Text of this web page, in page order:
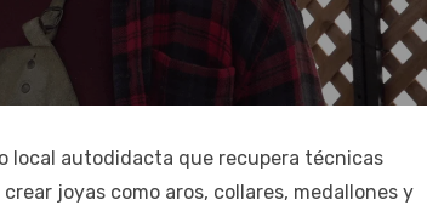
local autodidacta que recupera técnicas
joyas como aros, collares, medallones y